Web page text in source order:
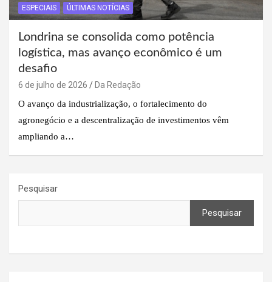
ESPECIAIS ÚLTIMAS NOTÍCIAS
Londrina se consolida como potência
logística, mas avanço econômico é um
desafio
6 de julho de 2026
Da Redação
O avanço da industrialização, o fortalecimento do
agronegócio e a descentralização de investimentos vêm
ampliando a…
Pesquisar
Pesquisar